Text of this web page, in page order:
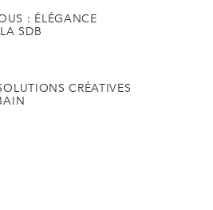
: ÉLÉGANCE
SDB
CRÉATIVES